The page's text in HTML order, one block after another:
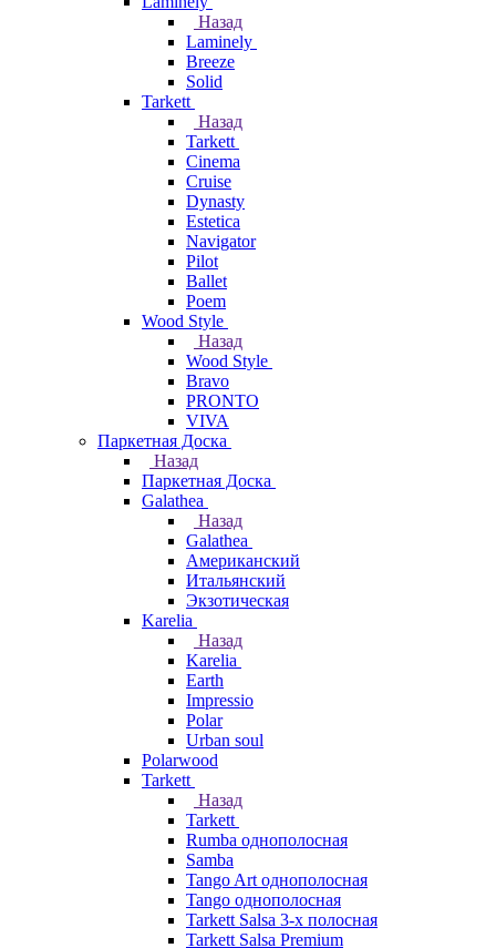
Назад
Laminely
Breeze
Solid
Tarkett
Назад
Tarkett
Cinema
Cruise
Dynasty
Estetica
Navigator
Pilot
Ballet
Poem
Wood Style
Назад
Wood Style
Bravo
PRONTO
VIVA
Паркетная Доска
Назад
Паркетная Доска
Galathea
Назад
Galathea
Американский
Итальянский
Экзотическая
Karelia
Назад
Karelia
Earth
Impressio
Polar
Urban soul
Polarwood
Tarkett
Назад
Tarkett
Rumba однополосная
Samba
Tango Art однополосная
Tango однополосная
Tarkett Salsa 3-х полосная
Tarkett Salsa Premium